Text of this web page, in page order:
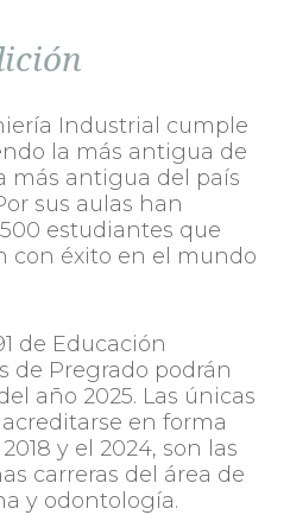
Industrial cumple
la más antigua de
más antigua del país
sus aulas han
estudiantes que
con éxito en el mundo
de Educación
de Pregrado podrán
año 2025. Las únicas
en forma
y el 2024, son las
carreras del área de
y odontología.